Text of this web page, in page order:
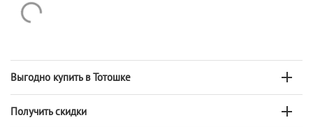
Выгодно купить в Тотошке
Получить скидки